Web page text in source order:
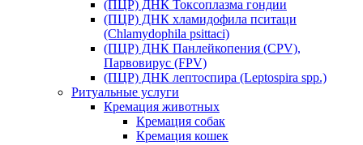
(ПЦР) ДНК Токсоплазма гондии
(ПЦР) ДНК хламидофила пситаци
(Chlamydophila psittaci)
(ПЦР) ДНК Панлейкопения (CPV),
Парвовирус (FPV)
(ПЦР) ДНК лептоспира (Leptospira spp.)
Ритуальные услуги
Кремация животных
Кремация собак
Кремация кошек